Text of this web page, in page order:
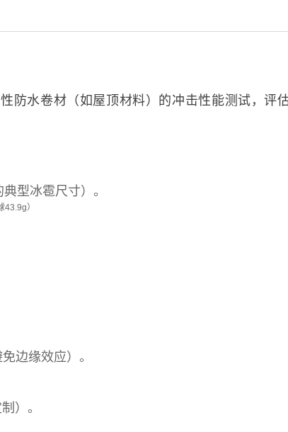
防水卷材（如屋顶材料）的冲击性能测试，评
型冰雹尺寸）。
）
边缘效应）。
）。